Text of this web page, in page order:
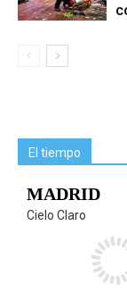
El tiempo
MADRID
Cielo Claro